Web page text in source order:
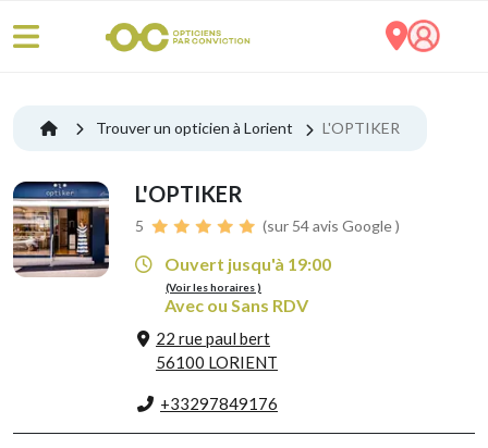
Trouver un opticien à Lorient L'OPTIKER
L'OPTIKER
5 (sur 54 avis Google )
Ouvert jusqu'à 19:00
(Voir les horaires )
Avec ou Sans RDV
22 rue paul bert
56100 LORIENT
+33297849176